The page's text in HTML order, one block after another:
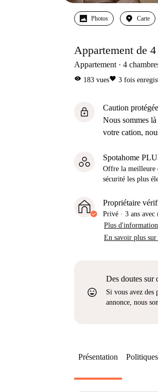
Photos Carte
Appartement de
Appartement 4
visibility 183 vuesfavorite 3 fois
lock
Caution protégée
Nous sommes
votre cation,
Spotahome
Offre la meilleure
sécurité les plus
Propriétaire
Privé · 3 ans avec
Plus
En savoir plus
sentiment_very_satisfied
Des doutes sur
Si vous avez des
annonce, nous
Présentation